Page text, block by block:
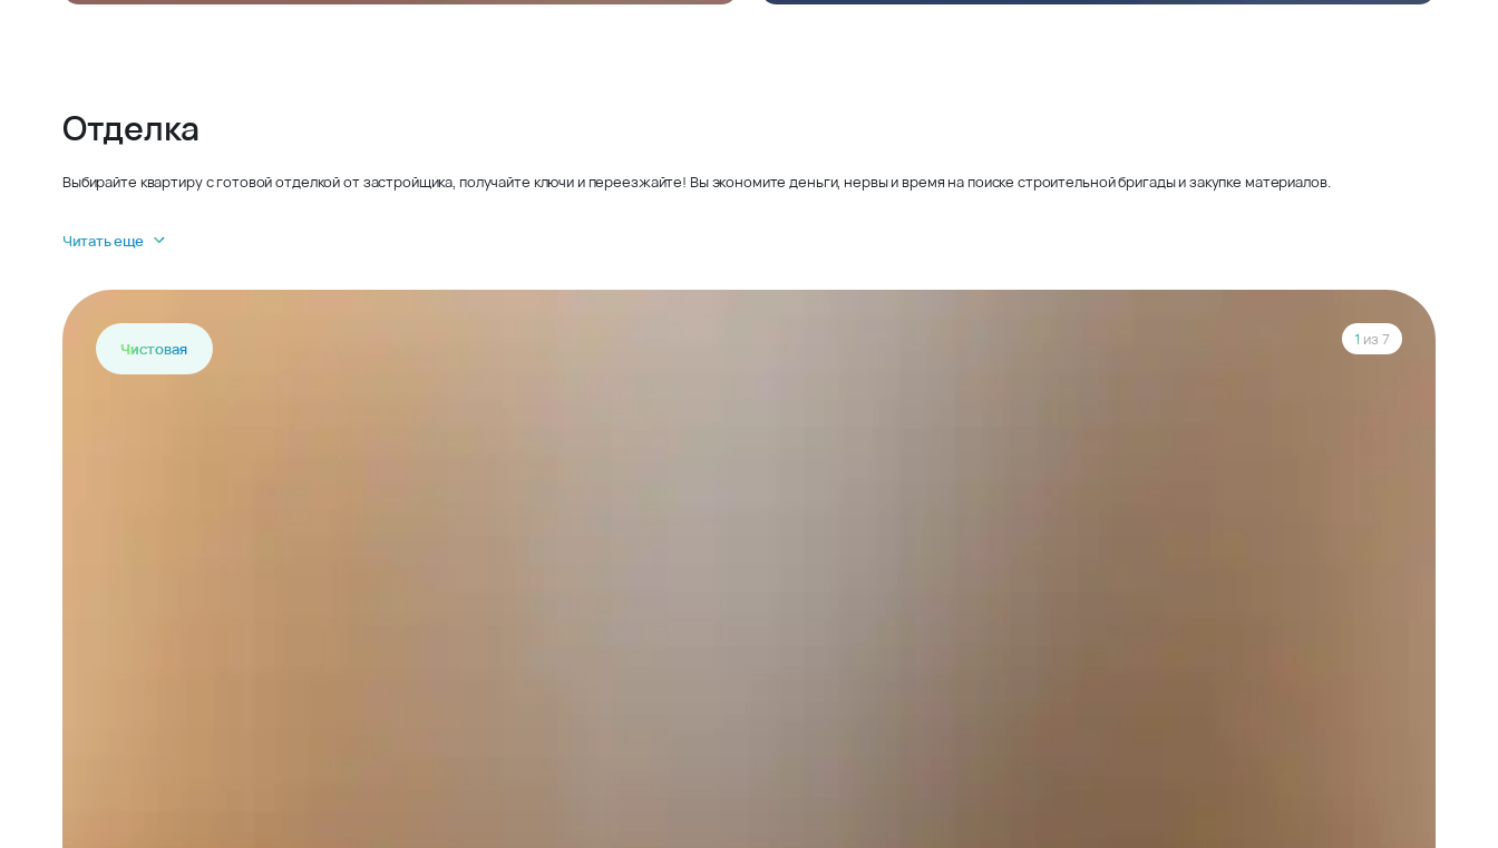
Отделка
Выбирайте квартиру с готовой отделкой от застройщика, получайте ключи и переезжайте! Вы экономите деньги, нервы и время на поиске строительной бригады и закупке материалов.
Читать еще
Чистовая
1 из 7